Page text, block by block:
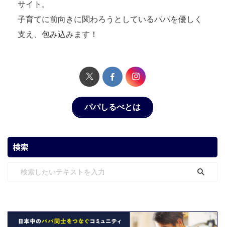
サイト。
子育てに前向きに関わろうとしているパパを優しく
支え、包み込みます！
パパしるべとは
検索